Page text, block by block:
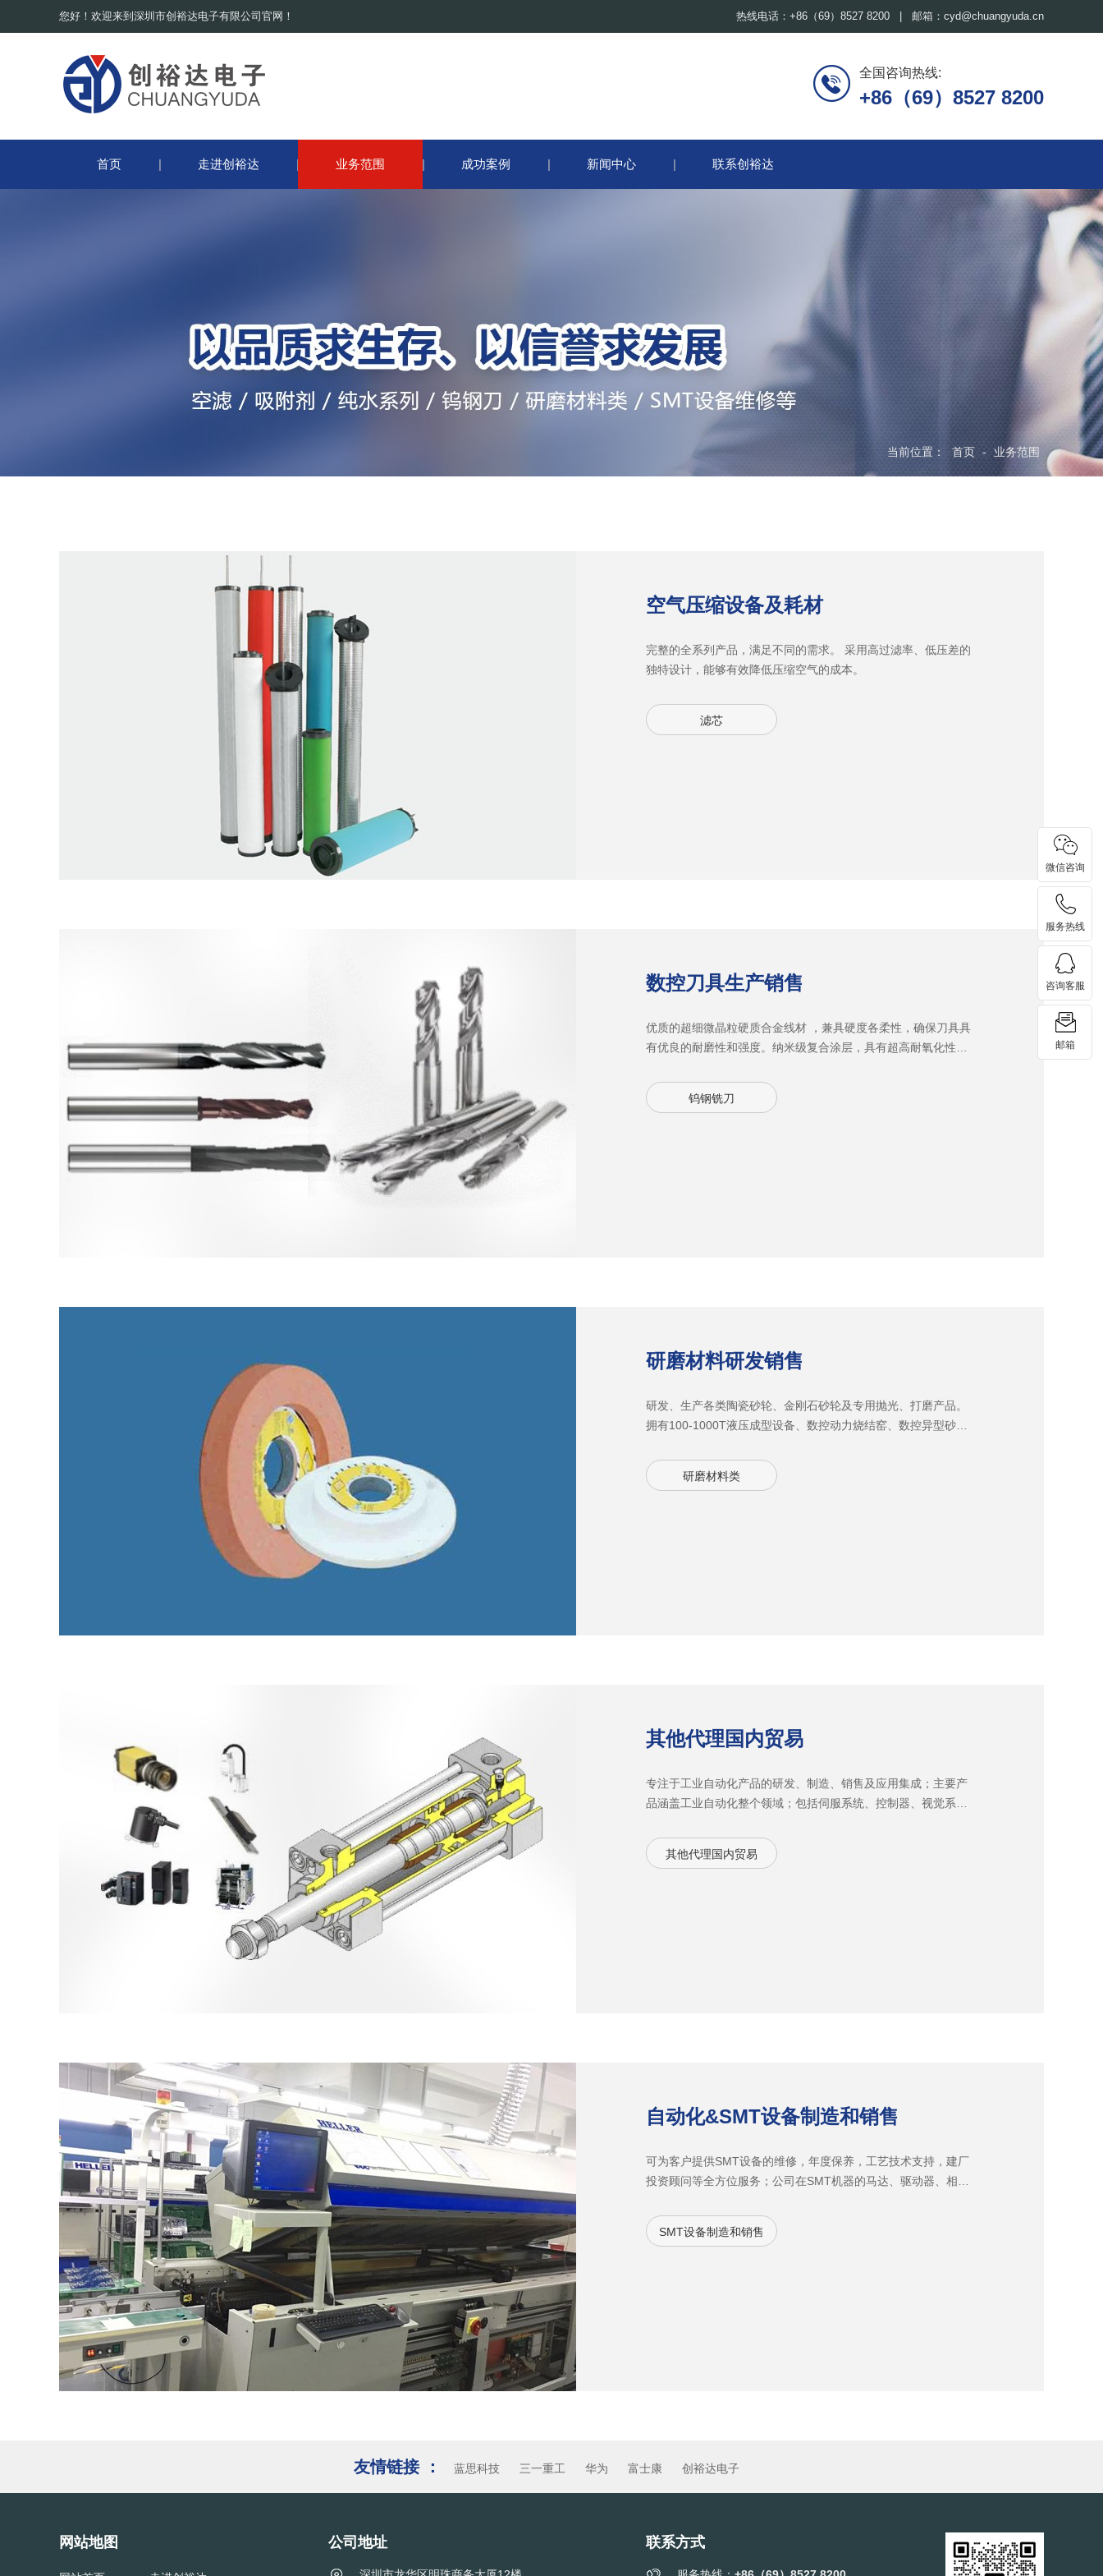
您好！欢迎来到深圳市创裕达电子有限公司官网！ 热线电话：+86（69）8527 8200 | 邮箱：cyd@chuangyuda.cn
全国咨询热线:
+86（69）8527 8200
首页 走进创裕达 业务范围 成功案例 新闻中心 联系创裕达
当前位置： 首页 - 业务范围
空气压缩设备及耗材
完整的全系列产品，满足不同的需求。 采用高过滤率、低压差的
独特设计，能够有效降低压缩空气的成本。
滤芯
数控刀具生产销售
优质的超细微晶粒硬质合金线材 ，兼具硬度各柔性，确保刀具具
有优良的耐磨性和强度。纳米级复合涂层，具有超高耐氧化性及
型的槽型和刃型结构，使刀具刃口更锋利、排悄更顺畅，刚性更
强。世界一流CNC精密研磨设备和严格的质量管控体系，有效地
钨钢铣刀
研磨材料研发销售
研发、生产各类陶瓷砂轮、金刚石砂轮及专用抛光、打磨产品。
拥有100-1000T液压成型设备、数控动力烧结窑、数控异型砂轮
业的专用磨具，产品已广泛应用于LCD、LED、手机、手机周边
产品、齿轮、汽车配件、轴承制造、工/刃具制造等各个行业。目
研磨材料类
其他代理国内贸易
专注于工业自动化产品的研发、制造、销售及应用集成；主要产
品涵盖工业自动化整个领域；包括伺服系统、控制器、视觉系
其他代理国内贸易
自动化&SMT设备制造和销售
可为客户提供SMT设备的维修，年度保养，工艺技术支持，建厂
投资顾问等全方位服务；公司在SMT机器的马达、驱动器、相关
经验已经向其它工控领域辐射。可提供进口塑胶机，点胶机、印
刷机，AOI，其它品牌SMT等设备的马达，驱动器，液晶显示器
SMT设备制造和销售
微信咨询
服务热线
咨询客服
邮箱
友情链接 ： 蓝思科技 三一重工 华为 富士康 创裕达电子
网站地图 公司地址 联系方式